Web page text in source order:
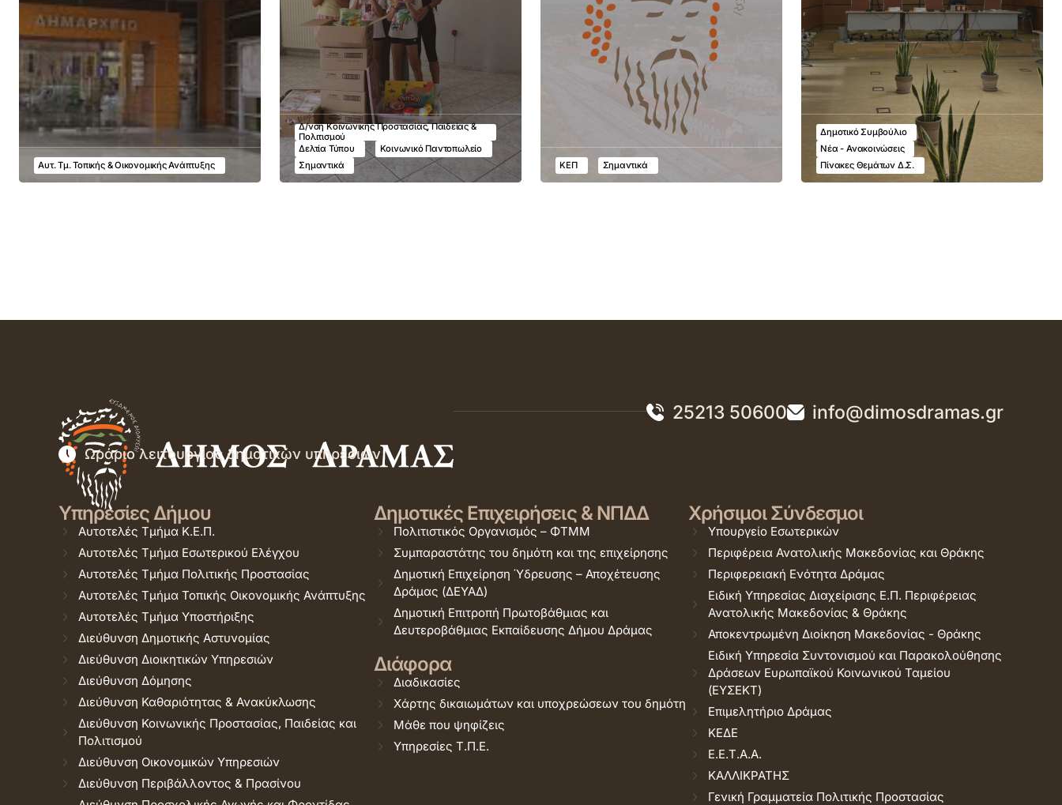
Αυτ. Τμ. Τοπικής & Οικονομικής Ανάπτυξης
Δ/νση Κοινωνικής Προστασίας, Παιδείας &
Πολιτισμού
Δελτία Τύπου
Κοινωνικό Παντοπωλείο
Σημαντικά
ΚΕΠ Σημαντικά
Δημοτικό Συμβούλιο
Νέα - Ανακοινώσεις
Πίνακες Θεμάτων Δ.Σ.
25213 50600 info@dimosdramas.gr
Ωράριο λειτουργίας δημοτικών υπηρεσιών
Υπηρεσίες Δήμου
Αυτοτελές Τμήμα Κ.Ε.Π.
Αυτοτελές Τμήμα Εσωτερικού Ελέγχου
Αυτοτελές Τμήμα Πολιτικής Προστασίας
Αυτοτελές Τμήμα Τοπικής Οικονομικής Ανάπτυξης
Αυτοτελές Τμήμα Υποστήριξης
Διεύθυνση Δημοτικής Αστυνομίας
Διεύθυνση Διοικητικών Υπηρεσιών
Διεύθυνση Δόμησης
Διεύθυνση Καθαριότητας & Ανακύκλωσης
Διεύθυνση Κοινωνικής Προστασίας, Παιδείας και
Πολιτισμού
Διεύθυνση Οικονομικών Υπηρεσιών
Διεύθυνση Περιβάλλοντος & Πρασίνου
Δημοτικές Επιχειρήσεις & ΝΠΔΔ
Πολιτιστικός Οργανισμός – ΦΤΜΜ
Συμπαραστάτης του δημότη και της επιχείρησης
Δημοτική Επιχείρηση Ύδρευσης – Αποχέτευσης
Δράμας (ΔΕΥΑΔ)
Δημοτική Επιτροπή Πρωτοβάθμιας και
Δευτεροβάθμιας Εκπαίδευσης Δήμου Δράμας
Διάφορα
Διαδικασίες
Χάρτης δικαιωμάτων και υποχρεώσεων του δημότη
Μάθε που ψηφίζεις
Υπηρεσίες Τ.Π.Ε.
Χρήσιμοι Σύνδεσμοι
Υπουργείο Εσωτερικών
Περιφέρεια Ανατολικής Μακεδονίας και Θράκης
Περιφερειακή Ενότητα Δράμας
Ειδική Υπηρεσίας Διαχείρισης Ε.Π. Περιφέρειας
Ανατολικής Μακεδονίας & Θράκης
Αποκεντρωμένη Διοίκηση Μακεδονίας - Θράκης
Ειδική Υπηρεσία Συντονισμού και Παρακολούθησης
Δράσεων Ευρωπαϊκού Κοινωνικού Ταμείου
(ΕΥΣΕΚΤ)
Επιμελητήριο Δράμας
ΚΕΔΕ
Ε.Ε.Τ.Α.Α.
ΚΑΛΛΙΚΡΑΤΗΣ
Γενική Γραμματεία Πολιτικής Προστασίας